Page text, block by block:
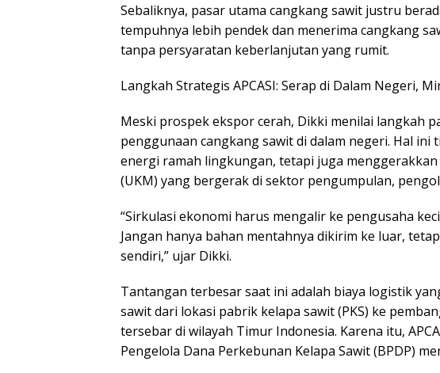
Sebaliknya, pasar utama cangkang sawit justru
tempuhnya lebih pendek dan menerima cangkang
tanpa persyaratan keberlanjutan yang rumit.
Langkah Strategis APCASI: Serap di Dalam Negeri,
Meski prospek ekspor cerah, Dikki menilai langkah
penggunaan cangkang sawit di dalam negeri. Hal ini
energi ramah lingkungan, tetapi juga
(UKM) yang bergerak di sektor pengumpulan,
“Sirkulasi ekonomi harus mengalir ke pengusaha
Jangan hanya bahan mentahnya dikirim ke luar,
sendiri,” ujar Dikki.
Tantangan terbesar saat ini adalah biaya logistik
sawit dari lokasi pabrik kelapa sawit (PKS) ke
tersebar di wilayah Timur Indonesia. Karena itu,
Pengelola Dana Perkebunan Kelapa Sawit (BPDP)